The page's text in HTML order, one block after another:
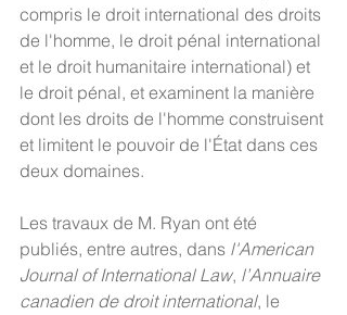
compris le droit international des droits
de l'homme, le droit pénal international
et le droit humanitaire international) et
le droit pénal, et examinent la manière
dont les droits de l'homme construisent
et limitent le pouvoir de l'État dans ces
deux domaines.
Les travaux de M. Ryan ont été
publiés, entre autres, dans l'American
Journal of International Law, l’Annuaire
canadien de droit international, le